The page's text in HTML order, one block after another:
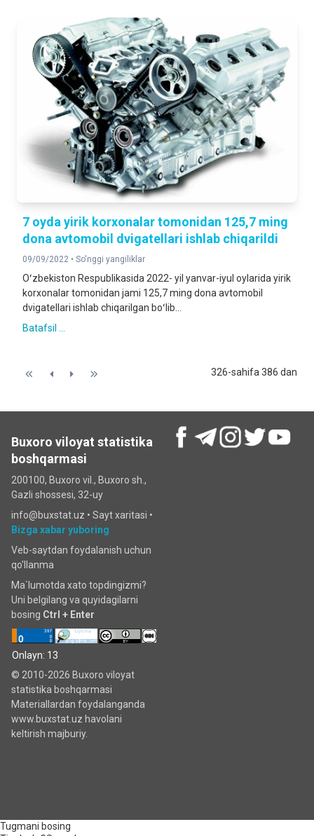
7 oyda yirik korxonalar tomonidan 125,7 ming
dona avtomobil dvigatellari ishlab chiqarildi
09/09/2022 • So'nggi yangiliklar
Oʻzbekiston Respublikasida 2022- yil yanvar-iyul oylarida yirik
korxonalar tomonidan jami 125,7 ming dona avtomobil
dvigatellari ishlab chiqarilgan boʻlib...
Batafsil ...
326-sahifa 386 dan
Buxoro viloyat statistika
boshqarmasi
200100, Buxoro vil., Buxoro sh.,
Gazli shossesi, 32-uy
info@buxstat.uz • Sayt xaritasi •
Bizga xabar yuboring
Veb-saytdan foydalanish uchun
qo'llanma
Ma`lumotda xato topdingizmi?
Uni belgilang va quyidagilarni
bosing Ctrl + Enter
Onlayn: 13
© 2010-2026 Buxoro viloyat
statistika boshqarmasi
Materiallardan foydalanganda
www.buxstat.uz havolani
keltirish majburiy.
Tugmani bosing